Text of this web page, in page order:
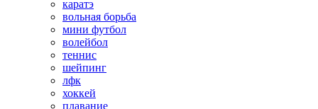
каратэ
вольная борьба
мини футбол
волейбол
теннис
шейпинг
лфк
хоккей
плавание